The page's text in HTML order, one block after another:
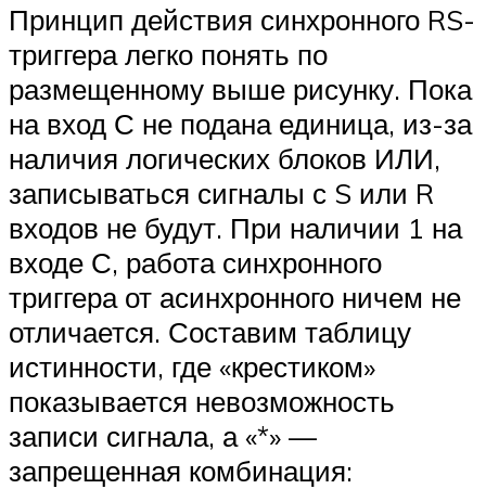
Принцип действия синхронного RS-
триггера легко понять по
размещенному выше рисунку. Пока
на вход С не подана единица, из-за
наличия логических блоков ИЛИ,
записываться сигналы с S или R
входов не будут. При наличии 1 на
входе С, работа синхронного
триггера от асинхронного ничем не
отличается. Составим таблицу
истинности, где «крестиком»
показывается невозможность
записи сигнала, а «*» —
запрещенная комбинация: